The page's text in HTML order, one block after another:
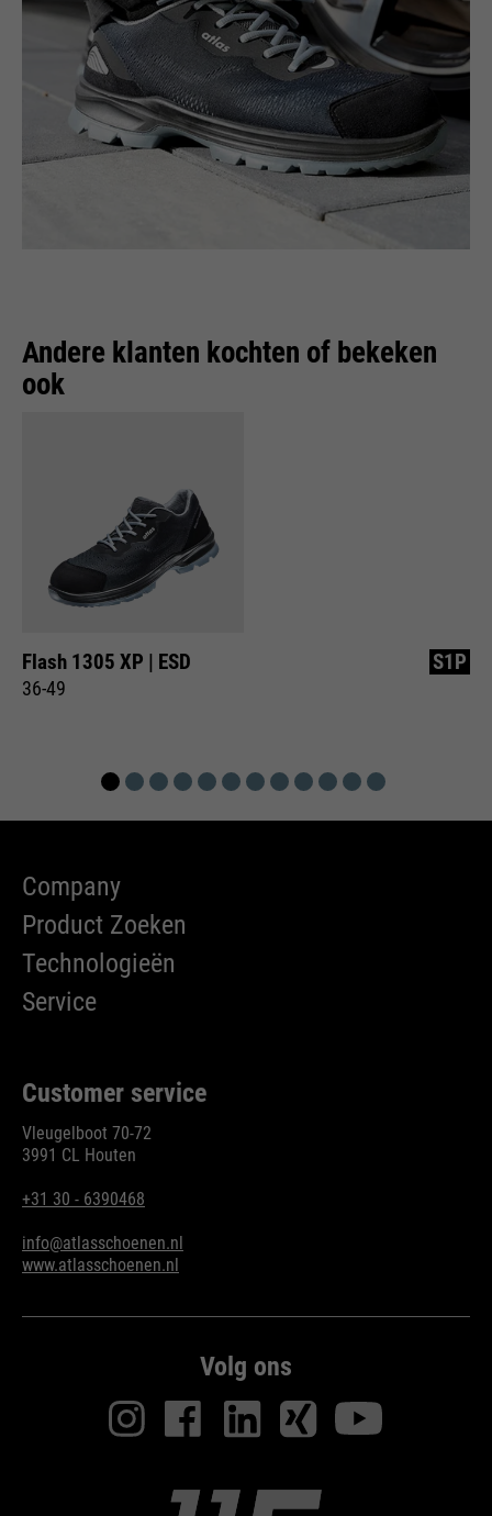
Andere klanten kochten of bekeken
ook
Flash 1305 XP | ESD
36-49
S1P
Company
Product Zoeken
Technologieën
Service
Customer service
Vleugelboot 70-72
3991 CL Houten
+31 30 - 6390468
info@atlasschoenen.nl
www.atlasschoenen.nl
Volg ons